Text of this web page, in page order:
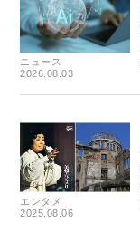
ニュース
2026.08.03
エンタメ
2025.08.06